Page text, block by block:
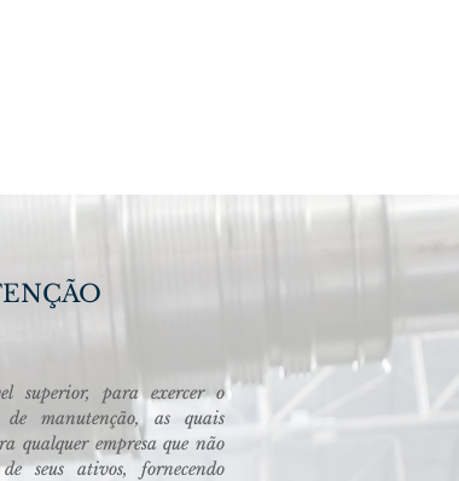
superior, para exercer o
de manutenção, as quais
qualquer empresa que não
seus ativos, fornecendo